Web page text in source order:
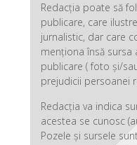
Redacția poate să
publicare, care
jurnalistic, dar care
menționa însă sursa
publicare ( foto și/
prejudicii persoanei
Redacția va indica
acestea se cunosc
Pozele și sursele